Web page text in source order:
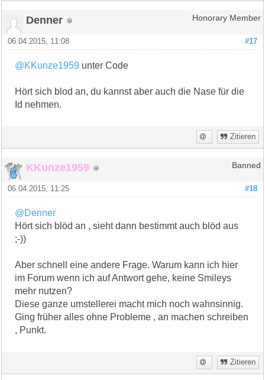
Denner Honorary Member
#17
06.04.2015, 11:08
@KKunze1959 unter Code
Hört sich blod an, du kannst aber auch die Nase für die
Id nehmen.
Zitieren
KKunze1959 Banned
#18
06.04.2015, 11:25
@Denner
Hört sich blöd an , sieht dann bestimmt auch blöd aus
;-))
Aber schnell eine andere Frage. Warum kann ich hier
im Forum wenn ich auf Antwort gehe, keine Smileys
mehr nutzen?
Diese ganze umstellerei macht mich noch wahnsinnig.
Ging früher alles ohne Probleme , an machen schreiben
, Punkt.
Zitieren